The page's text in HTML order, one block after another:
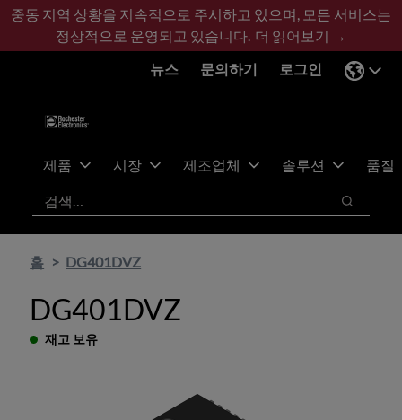
기
콘
바
글
중동 지역 상황을 지속적으로 주시하고 있으며, 모든 서비스는
정상적으로 운영되고 있습니다. 더 읽어보기 →
뉴스
문의하기 로그인
제품 시장 제조업체 솔루션
품질
검색
검색
홈 DG401DVZ
DG401DVZ
재고 보유